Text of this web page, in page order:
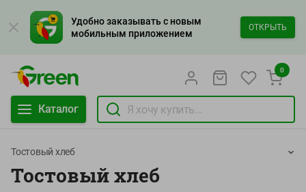
Удобно заказывать с новым
мобильным приложением
ОТКРЫТЬ
Каталог
0
Тостовый хлеб
Тостовый хлеб